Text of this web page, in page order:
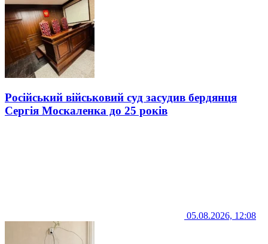
Російський військовий суд засудив бердянця
Сергія Москаленка до 25 років
05.08.2026, 12:08